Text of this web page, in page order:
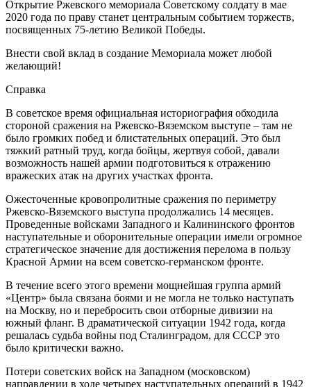
Открытие Ржевского мемориала Советскому солдату в мае
2020 года по праву станет центральным событием торжеств,
посвященных 75-летию Великой Победы.
Внести свой вклад в создание Мемориала может любой
желающий!
Справка
В советское время официальная историография обходила
стороной сражения на Ржевско-Вяземском выступе – там не
было громких побед и блистательных операций. Это был
тяжкий ратный труд, когда бойцы, жертвуя собой, давали
возможность нашей армии подготовиться к отражению
вражеских атак на других участках фронта.
Ожесточенные кровопролитные сражения по периметру
Ржевско-Вяземского выступа продолжались 14 месяцев.
Проведенные войсками Западного и Калининского фронтов
наступательные и оборонительные операции имели огромное
стратегическое значение для достижения перелома в пользу
Красной Армии на всем советско-германском фронте.
В течение всего этого времени мощнейшая группа армий
«Центр» была связана боями и не могла не только наступать
на Москву, но и перебросить свои отборные дивизии на
южный фланг. В драматической ситуации 1942 года, когда
решалась судьба войны под Сталинградом, для СССР это
было критически важно.
Потери советских войск на Западном (московском)
направлении в ходе четырех наступательных операций в 1942